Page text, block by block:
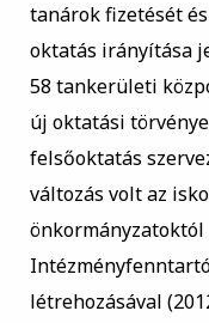
tanárok fizetését
oktatás irányítása
58 tankerületi
új oktatási
felsőoktatás
változás volt az
létrehozásával